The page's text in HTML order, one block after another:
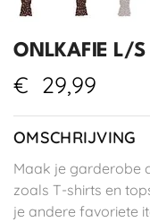
ONLKAFIE L/S
€ 29,99
OMSCHRIJVING
Maak je garderobe
zoals T-shirts en
je andere favoriete